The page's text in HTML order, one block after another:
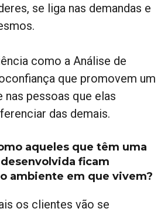
se liga nas demandas e
como a Análise de
que promovem um
pessoas que elas
das demais.
aqueles que têm uma
ficam
ambiente em que vivem?
os clientes vão se